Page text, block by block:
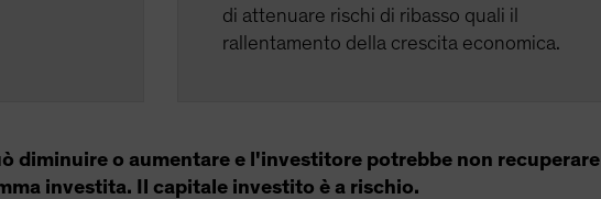
di attenuare rischi di ribasso quali il
rallentamento della crescita economica.
diminuire o aumentare e l'investitore potrebbe non recuperare
investita. Il capitale investito è a rischio.